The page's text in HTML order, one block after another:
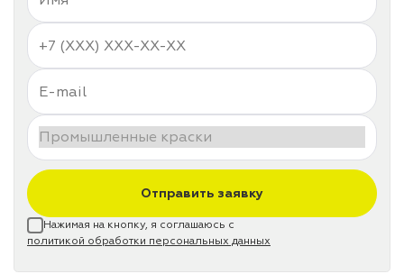
Отправить заявку
Нажимая на кнопку, я соглашаюсь с
политикой обработки персональных данных